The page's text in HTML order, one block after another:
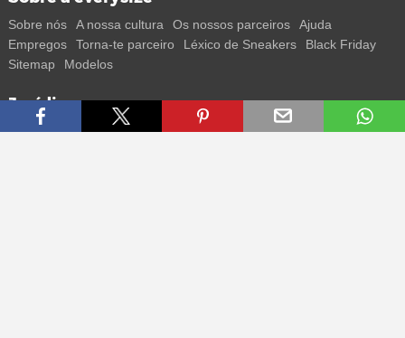
Sobre nós A nossa cultura Os nossos parceiros
Ajuda
Empregos
Torna-te parceiro Léxico de Sneakers
Black Friday
Sitemap
Modelos
Jurídico
Termos Privacidade Impressum Contacto